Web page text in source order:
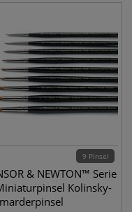
9 Pinsel
& NEWTON™ Serie
Kolinsky-